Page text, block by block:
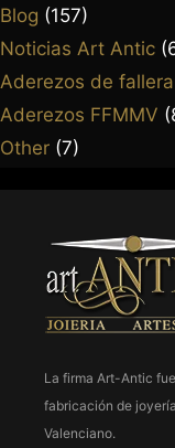
Blog (157)
Noticias Art Antic
Aderezos de fallera
Aderezos FFMMV
Other (7)
La firma Art-Antic
fabricación de
Valenciano.